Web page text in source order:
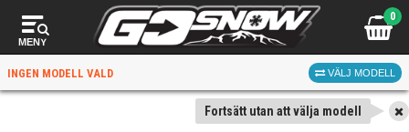
MENY
0
INGEN MODELL VALD VÄLJ MODELL
Fortsätt utan att välja modell